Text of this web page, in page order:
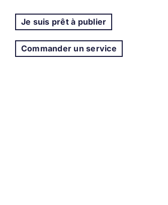
Je suis prêt à publier
Commander un service